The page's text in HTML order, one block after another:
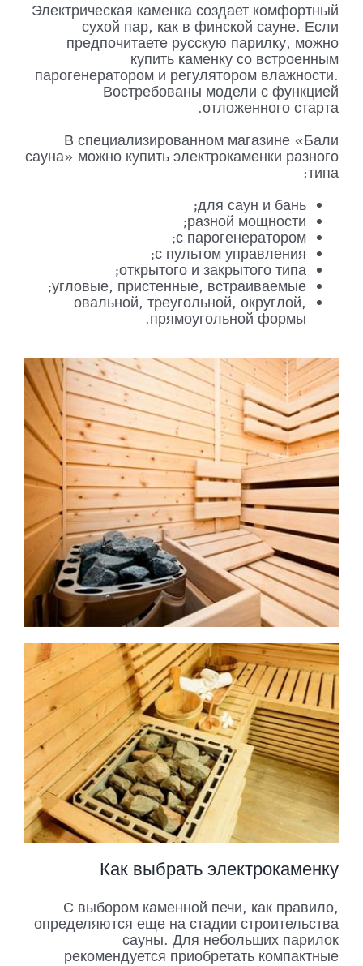
Электрическая каменка создает комфортный
сухой пар, как в финской сауне. Если
предпочитаете русскую парилку, можно
купить каменку со встроенным
парогенератором и регулятором влажности.
Востребованы модели с функцией
отложенного старта.
В специализированном магазине «Бали
сауна» можно купить электрокаменки разного
типа:
для саун и бань;
разной мощности;
с парогенератором;
с пультом управления;
открытого и закрытого типа;
угловые, пристенные, встраиваемые;
овальной, треугольной, округлой,
прямоугольной формы.
Как выбрать электрокаменку
С выбором каменной печи, как правило,
определяются еще на стадии строительства
сауны. Для небольших парилок
рекомендуется приобретать компактные